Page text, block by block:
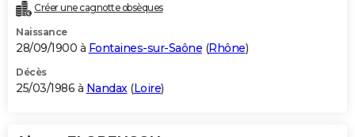
Créer une cagnotte obsèques
Naissance
28/09/1900 à Fontaines-sur-Saône (Rhône)
Décès
25/03/1986 à Nandax(Loire)